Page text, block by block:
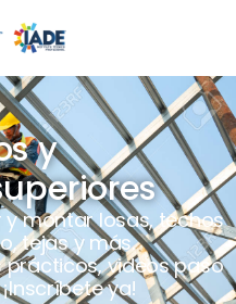
y
montar losas, techos
tejas y más.
videos paso
ya!